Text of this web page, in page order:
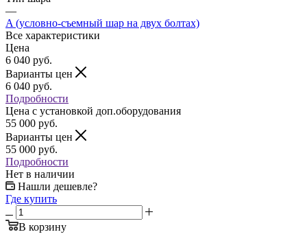
—
A (условно-съемный шар на двух болтах)
Все характеристики
Цена
6 040 руб.
Варианты цен
6 040 руб.
Подробности
Цена c установкой доп.оборудования
55 000 руб.
Варианты цен
55 000 руб.
Подробности
Нет в наличии
Нашли дешевле?
Где купить
В корзину